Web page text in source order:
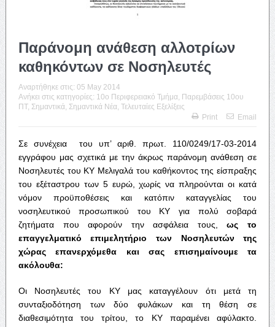
Παράνομη ανάθεση αλλοτρίων
καθηκόντων σε Νοσηλευτές
Αναρτήθηκε στις: 05 May 2014
Ανήκει στις κατηγορίες: 10o Περιφερειακό Τμήμα Παρεμβάσεις 10ου
ΠΤ, Σημαντικά Σημαντικά Νέα Τελευταίες Εξελίξεις
Print
Email
Σε συνέχεια του υπ’ αριθ. πρωτ. 110/0249/17-03-2014
εγγράφου μας σχετικά με την άκρως παράνομη ανάθεση σε
Νοσηλευτές του ΚΥ Μελιγαλά του καθήκοντος της είσπραξης
του εξέταστρου των 5 ευρώ, χωρίς να πληρούνται οι κατά
νόμον προϋποθέσεις και κατόπιν καταγγελίας του
νοσηλευτικού προσωπικού του ΚΥ για πολύ σοβαρά
ζητήματα που αφορούν την ασφάλεια τους,ως το
επαγγελματικό επιμελητήριο των Νοσηλευτών της
χώρας επανερχόμεθα και σας επισημαίνουμε τα
ακόλουθα:
Οι Νοσηλευτές του ΚΥ μας καταγγέλουν ότι μετά τη
συνταξιοδότηση των δύο φυλάκων και τη θέση σε
διαθεσιμότητα του τρίτου, το ΚΥ παραμένει αφύλακτο.